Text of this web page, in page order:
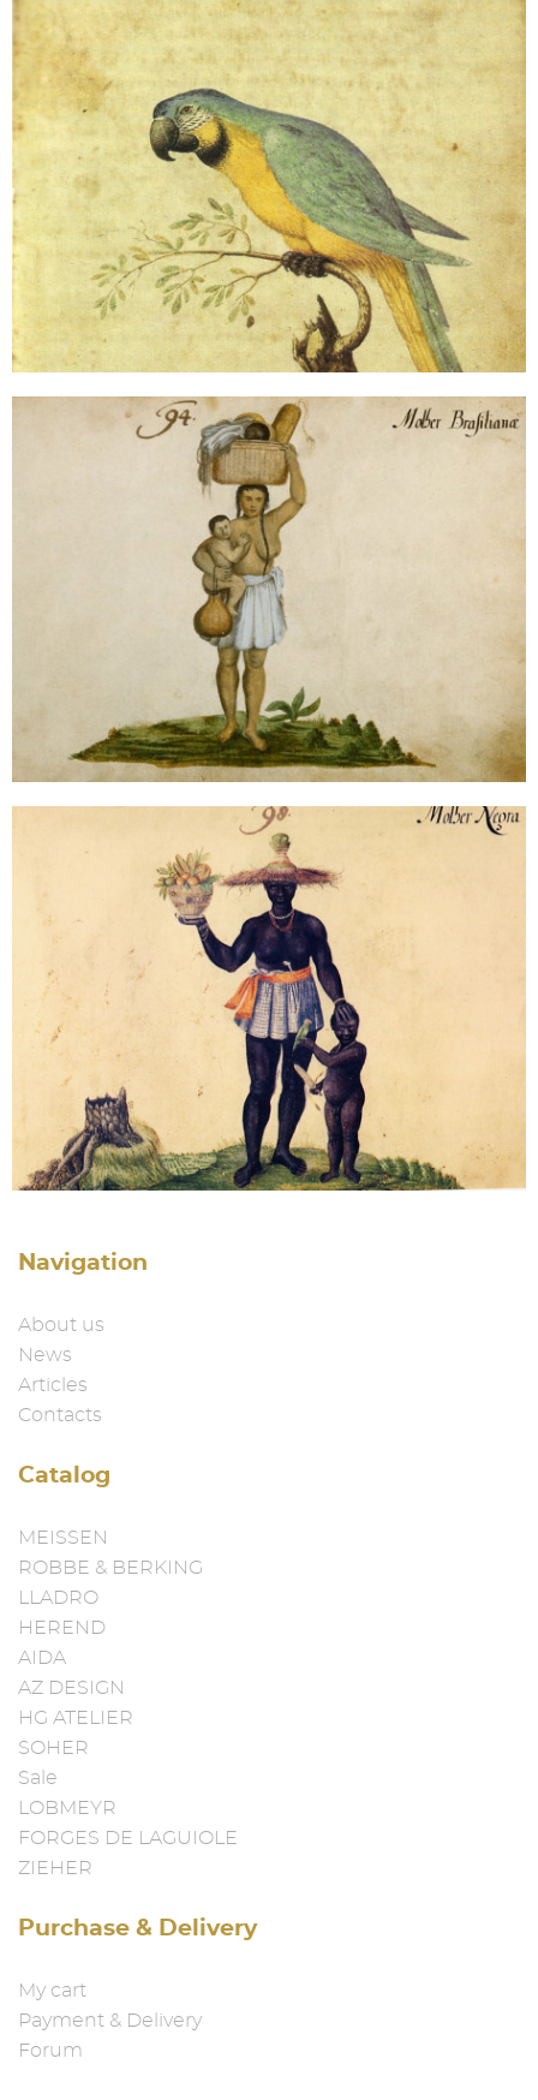
Navigation
About us
News
Articles
Contacts
Catalog
MEISSEN
ROBBE & BERKING
LLADRO
HEREND
AIDA
AZ DESIGN
HG ATELIER
SOHER
Sale
LOBMEYR
FORGES DE LAGUIOLE
ZIEHER
Purchase & Delivery
My cart
Payment & Delivery
Forum